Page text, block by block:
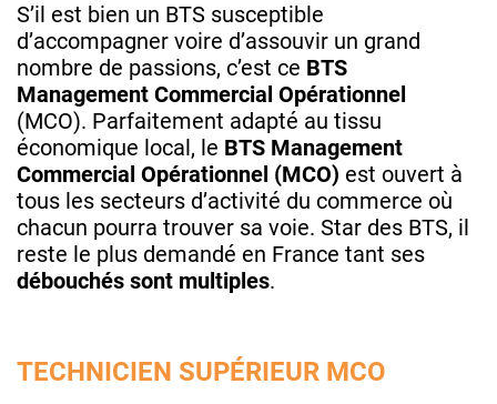
S’il est bien un BTS susceptible
d’accompagner voire d’assouvir un grand
nombre de passions, c’est ce BTS
Management Commercial Opérationnel
(MCO). Parfaitement adapté au tissu
économique local, le BTS Management
Commercial Opérationnel (MCO) est ouvert à
tous les secteurs d’activité du commerce où
chacun pourra trouver sa voie. Star des BTS, il
reste le plus demandé en France tant ses
débouchés sont multiples.
TECHNICIEN SUPÉRIEUR MCO